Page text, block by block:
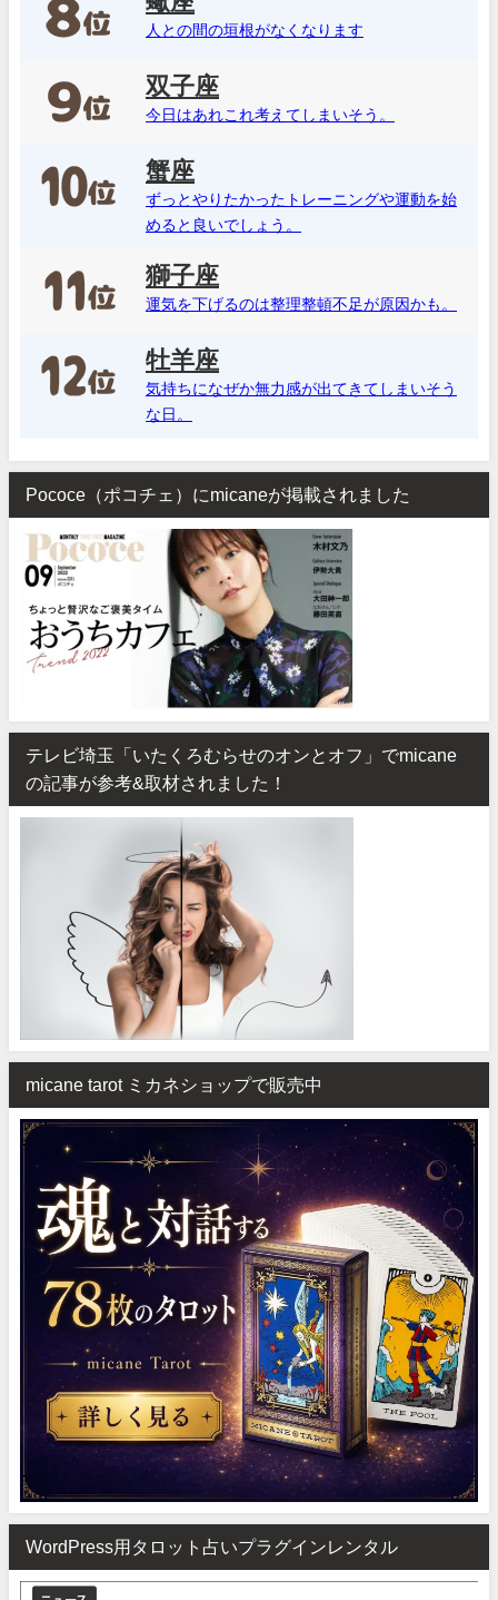
人との間の垣根がなくなります
双子座
今日はあれこれ考えてしまいそう。
蟹座
ずっとやりたかったトレーニングや運動を始
めると良いでしょう。
獅子座
運気を下げるのは整理整頓不足が原因かも。
牡羊座
気持ちになぜか無力感が出てきてしまいそう
な日。
Pococe（ポコチェ）にmicaneが掲載されました
テレビ埼玉「いたくろむらせのオンとオフ」でmicane
の記事が参考&取材されました！
micane tarot ミカネショップで販売中
WordPress用タロット占いプラグインレンタル